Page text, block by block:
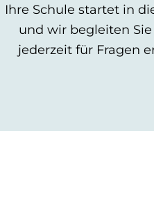
Ihre Schule startet in
und wir begleiten
jederzeit für Fragen